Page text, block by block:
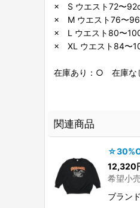
× S ウエスト72〜
× M ウエスト76〜
× L ウエスト80〜
× XL ウエスト84〜
在庫あり：○ 在庫な
関連商品
12,320
希望小
ブラン